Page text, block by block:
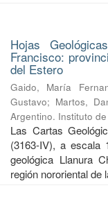
Hojas
Francisco:
del Estero
Gaido, María
Gustavo; Martos,
Argentino. Instituto
Las Cartas
(3163-IV), a escala
geológica Llanura
región nororiental de